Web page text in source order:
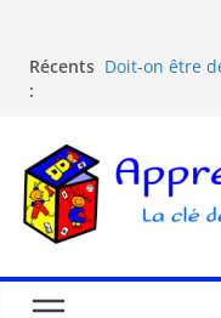
Récents
:
Doit-on être
La
Comprendre